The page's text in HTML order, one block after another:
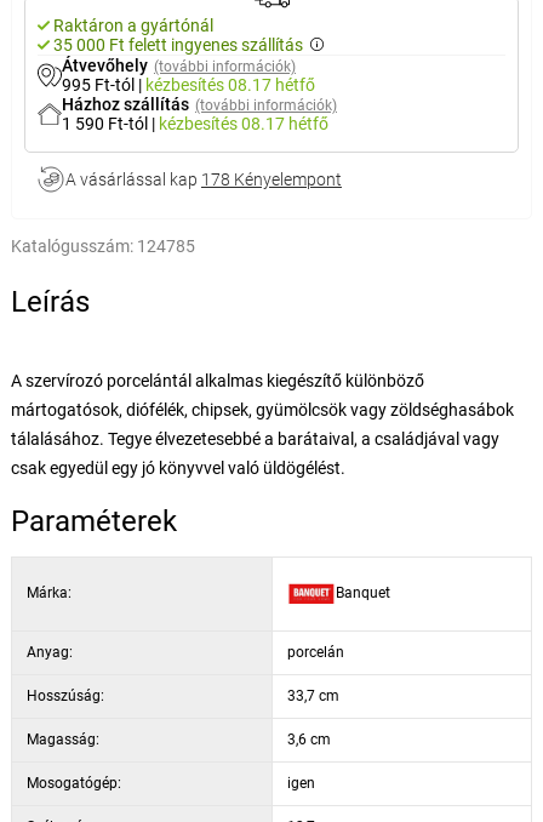
Raktáron a gyártónál
35 000 Ft felett ingyenes szállítás
Átvevőhely (további információk)
995 Ft-tól | kézbesítés08.17 hétfő
Házhoz szállítás (további információk)
1 590 Ft-tól | kézbesítés08.17 hétfő
A vásárlással kap 178 Kényelempont
Katalógusszám: 124785
Leírás
A szervírozó porcelántál alkalmas kiegészítő különböző
mártogatósok, diófélék, chipsek, gyümölcsök vagy zöldséghasábok
tálalásához. Tegye élvezetesebbé a barátaival, a családjával vagy
csak egyedül egy jó könyvvel való üldögélést.
Paraméterek
Márka: Banquet
Anyag: porcelán
Hosszúság: 33,7 cm
Magasság: 3,6 cm
Mosogatógép: igen